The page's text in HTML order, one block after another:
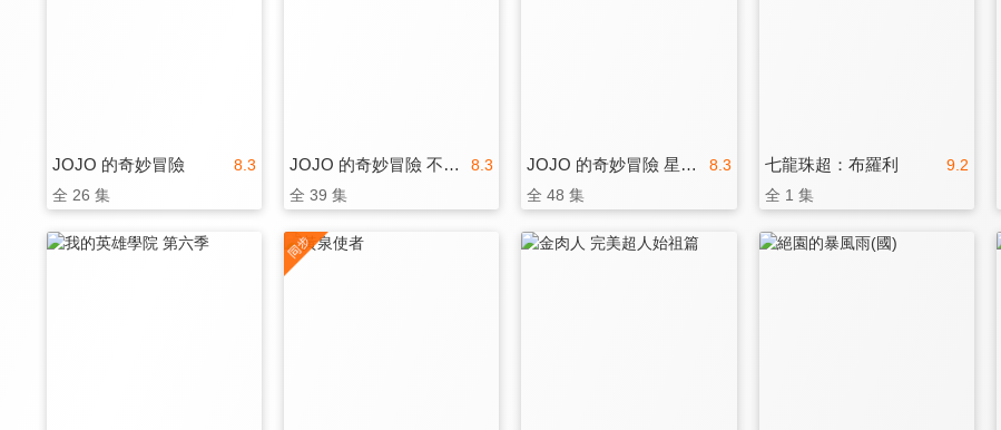
8.3
JOJO 的奇妙冒險
全 26 集
8.3
JOJO 的奇妙冒險 不滅鑽石
全 39 集
8.3
JOJO 的奇妙冒險 星塵遠征軍
全 48 集
9.2
七龍珠超：布羅利
全 1 集